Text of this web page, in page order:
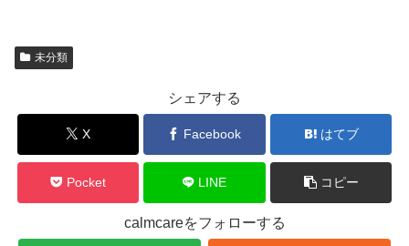
未分類
シェアする
X Facebook はてブ
Pocket LINE コピー
calmcareをフォローする